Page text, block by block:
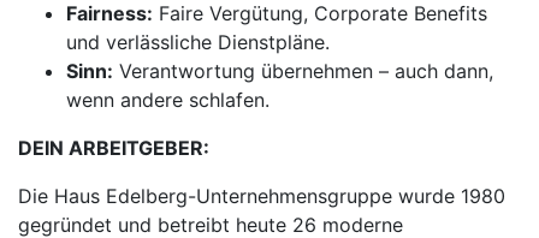
Fairness: Faire Vergütung, Corporate Benefits
und verlässliche Dienstpläne.
Sinn: Verantwortung übernehmen – auch dann,
wenn andere schlafen.
DEIN ARBEITGEBER:
Die Haus Edelberg-Unternehmensgruppe wurde 1980
gegründet und betreibt heute 26 moderne